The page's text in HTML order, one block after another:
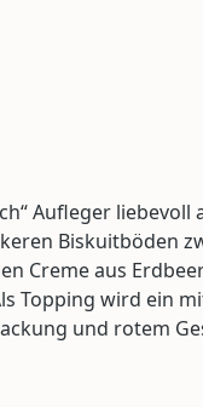
Aufleger
Biskuitböden
Creme aus
wird ein
und rotem